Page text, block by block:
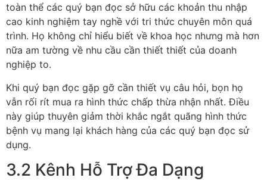
toàn thể các quý bạn đọc sở hữu các khoản thu nhập
cao kinh nghiệm tay nghề với tri thức chuyên môn quá
trình. Họ không chỉ hiểu biết về khoa học nhưng mà hơn
nữa am tường về nhu cầu cần thiết thiết của doanh
nghiệp to.
Khi quý bạn đọc gặp gỡ cần thiết vụ câu hỏi, bọn họ
vẫn rối rít mua ra hình thức chấp thừa nhận nhất. Điều
này giúp thuyên giảm thời khắc ngắt quãng hình thức
bệnh vụ mang lại khách hàng của các quý bạn đọc sử
dụng.
3.2 Kênh Hỗ Trợ Đa Dạng